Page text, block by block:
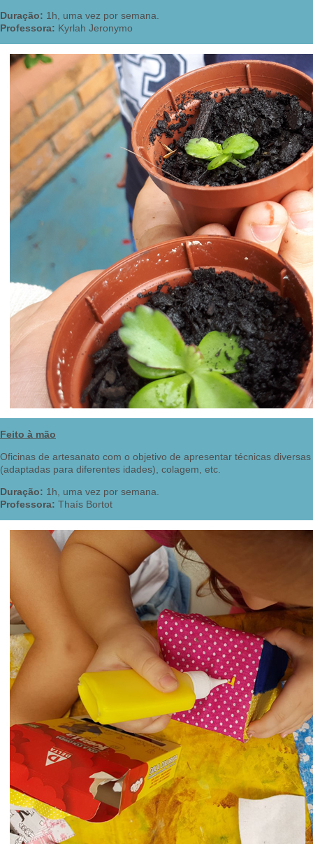
Duração: 1h, uma vez por semana.
Professora: Kyrlah Jeronymo
Feito à mão
Oficinas de artesanato com o objetivo de apresentar técnicas
(adaptadas para diferentes idades), colagem, etc.
Duração: 1h, uma vez por semana.
Professora: Thaís Bortot